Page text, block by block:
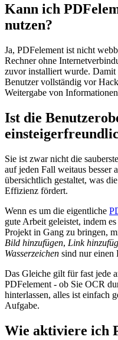
Kann ich
nutzen?
Ja, PDFelement ist nicht
Rechner ohne
zuvor installiert wurde. Damit
Benutzer vollständig vor
Weitergabe von
Ist die
Sie ist zwar nicht die
auf jeden Fall weitaus besser
übersichtlich gestaltet, was
Effizienz fördert.
Wenn es um die eigentliche
gute Arbeit geleistet, indem
Projekt in Gang zu bringen,
Bild hinzufügen, Link
Wasserzeichen sind nur einen
Das Gleiche gilt für fast jede
PDFelement - ob Sie OCR
hinterlassen, alles ist einfach
Aufgabe.
Wie aktiviere ich